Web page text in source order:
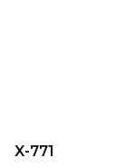
X-771